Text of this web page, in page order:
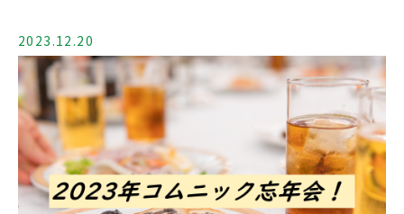
2023.12.20